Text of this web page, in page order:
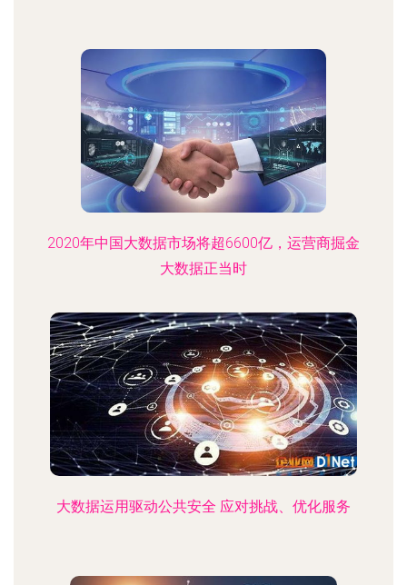
2020年中国大数据市场将超6600亿，运营商掘金
大数据正当时
大数据运用驱动公共安全 应对挑战、优化服务